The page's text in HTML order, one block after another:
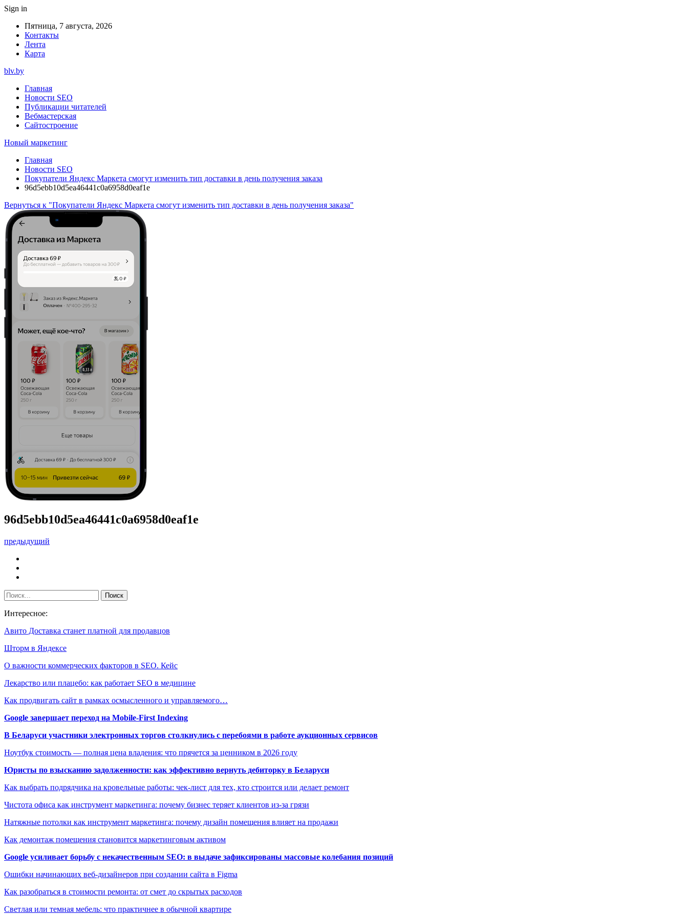
Sign in
Пятница, 7 августа, 2026
Контакты
Лента
Карта
blv.by
Главная
Новости SEO
Публикации читателей
Вебмастерская
Сайтостроение
Новый маркетинг
Главная
Новости SEO
Покупатели Яндекс Маркета смогут изменить тип доставки в день получения заказа
96d5ebb10d5ea46441c0a6958d0eaf1e
Вернуться к "Покупатели Яндекс Маркета смогут изменить тип доставки в день получения заказа"
96d5ebb10d5ea46441c0a6958d0eaf1e
предыдущий
Интересное:
Авито Доставка станет платной для продавцов
Шторм в Яндексе
О важности коммерческих факторов в SEO. Кейс
Лекарство или плацебо: как работает SEO в медицине
Как продвигать сайт в рамках осмысленного и управляемого…
Google завершает переход на Mobile-First Indexing
В Беларуси участники электронных торгов столкнулись с перебоями в работе аукционных сервисов
Ноутбук стоимость — полная цена владения: что прячется за ценником в 2026 году
Юристы по взысканию задолженности: как эффективно вернуть дебиторку в Беларуси
Как выбрать подрядчика на кровельные работы: чек-лист для тех, кто строится или делает ремонт
Чистота офиса как инструмент маркетинга: почему бизнес теряет клиентов из-за грязи
Натяжные потолки как инструмент маркетинга: почему дизайн помещения влияет на продажи
Как демонтаж помещения становится маркетинговым активом
Google усиливает борьбу с некачественным SEO: в выдаче зафиксированы массовые колебания позиций
Ошибки начинающих веб-дизайнеров при создании сайта в Figma
Как разобраться в стоимости ремонта: от смет до скрытых расходов
Светлая или темная мебель: что практичнее в обычной квартире